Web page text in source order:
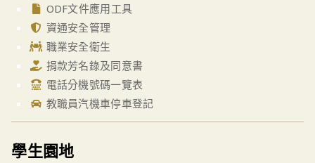
ODF文件應用工具
資通安全管理
職業安全衛生
捐款芳名錄及同意書
電話分機號碼一覽表
教職員汽機車停車登記
學生園地